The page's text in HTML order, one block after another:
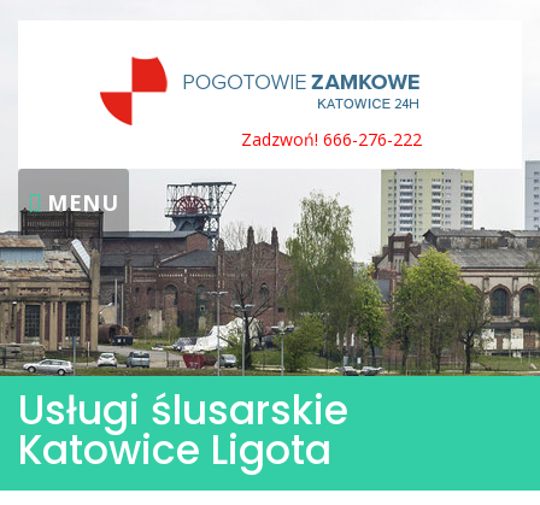
Zadzwoń! 666-276-222
MENU
Usługi ślusarskie
Katowice Ligota